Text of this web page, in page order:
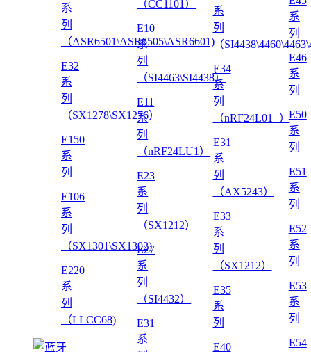
系
列
（ASR6501\ASR6505\ASR6601)
E32
系
列
（SX1278\SX1276）
E150
系
列
E106
系
列
（SX1301\SX1302)
E220
系
列
（LLCC68)
（CC1101）
E10
系
列
（SI4463\SI4438）
E11
系
列
（nRF24LU1）
E23
系
列
（SX1212）
E27
系
列
（SI4432）
E31
系
系
列
（
E34
系
列
（nRF24L01+）
E31
系
列
（AX5243）
E33
系
列
（SX1212）
E35
系
列
E40
系
列
E46
系
列
E50
系
列
E51
系
列
E52
系
列
E53
系
列
E54